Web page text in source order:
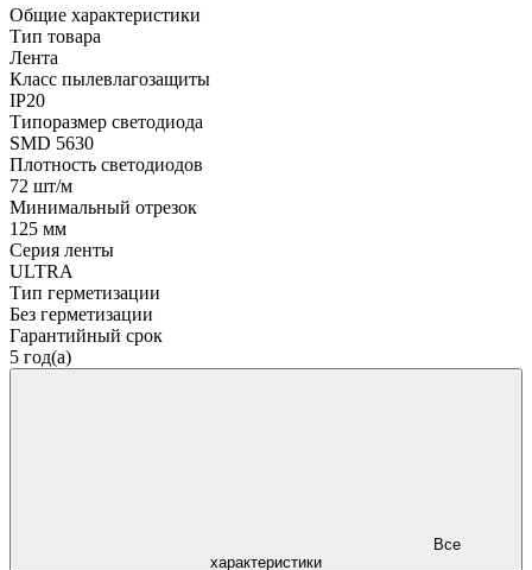
Общие характеристики
Тип товара
Лента
Класс пылевлагозащиты
IP20
Типоразмер светодиода
SMD 5630
Плотность светодиодов
72 шт/м
Минимальный отрезок
125 мм
Серия ленты
ULTRA
Тип герметизации
Без герметизации
Гарантийный срок
5 год(а)
характеристики